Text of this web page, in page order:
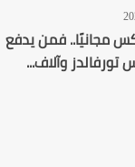
مجانيًا.. فمن يدفع
وآلاف...